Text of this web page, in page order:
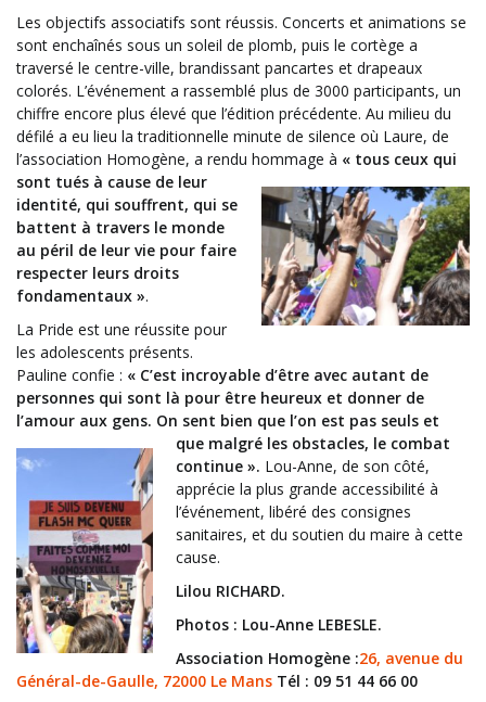
Les objectifs associatifs sont réussis. Concerts et animations se
sont enchaînés sous un soleil de plomb, puis le cortège a
traversé le centre-ville, brandissant pancartes et drapeaux
colorés. L’événement a rassemblé plus de 3000 participants, un
chiffre encore plus élevé que l’édition précédente. Au milieu du
défilé a eu lieu la traditionnelle minute de silence où Laure, de
l’association Homogène, a rendu hommage à « tous ceux qui
sont tués à cause de leur
identité, qui souffrent, qui se
battent à travers le monde
au péril de leur vie pour faire
respecter leurs droits
fondamentaux ».
La Pride est une réussite pour
les adolescents présents.
Pauline confie : « C’est incroyable d’être avec autant de
personnes qui sont là pour être heureux et donner de
l’amour aux gens. On sent bien que l’on est pas seuls et
que malgré les obstacles, le combat
continue ». Lou-Anne, de son côté,
apprécie la plus grande accessibilité à
l’événement, libéré des consignes
sanitaires, et du soutien du maire à cette
cause.
Lilou RICHARD.
Photos : Lou-Anne LEBESLE.
Association Homogène :26, avenue du
Général-de-Gaulle, 72000 Le Mans Tél : 09 51 44 66 00